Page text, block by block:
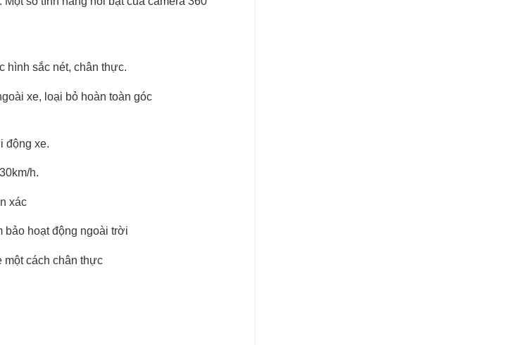
hình sắc nét, chân thực.
xe, loại bỏ hoàn toàn góc
động xe.
h.
xác
bảo hoạt động ngoài trời
một cách chân thực